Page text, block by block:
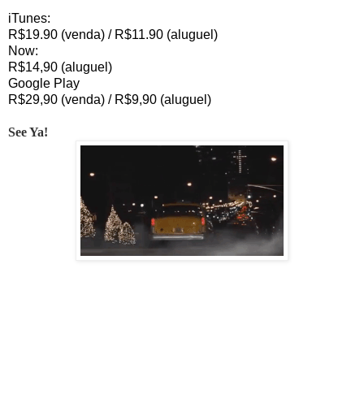
iTunes:
R$19.90 (venda) / R$11.90 (aluguel)
Now:
R$14,90 (aluguel)
Google Play
R$29,90 (venda) / R$9,90 (aluguel)
See Ya!